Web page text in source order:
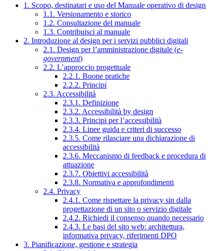
1. Scopo, destinatari e uso del Manuale operativo di design
1.1. Versionamento e storico
1.2. Consultazione del manuale
1.3. Contribuisci al manuale
2. Introduzione al design per i servizi pubblici digitali
2.1. Design per l’amministrazione digitale (e-
government)
2.2. L’approccio progettuale
2.2.1. Buone pratiche
2.2.2. Principi
2.3. Accessibilità
2.3.1. Definizione
2.3.2. Accessibilità by design
2.3.3. Principi per l’accessibilità
2.3.4. Linee guida e criteri di successo
2.3.5. Come rilasciare una dichiarazione di
accessibilità
2.3.6. Meccanismo di feedback e procedura di
attuazione
2.3.7. Obiettivi accessibilità
2.3.8. Normativa e approfondimenti
2.4. Privacy
2.4.1. Come rispettare la privacy sin dalla
progettazione di un sito o servizio digitale
2.4.2. Richiedi il consenso quando necessario
2.4.3. Le basi del sito web: architettura,
informativa privacy, riferimenti DPO
3. Pianificazione, gestione e strategia